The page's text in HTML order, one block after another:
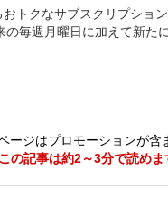
トクなサブスクリプショ
毎週月曜日に加えて新
ージはプロモーションが含
の記事は約2～3分で読めま